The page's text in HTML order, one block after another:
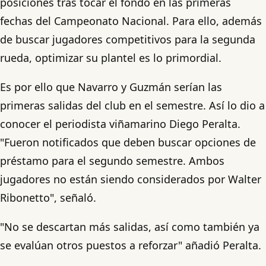
fechas del Campeonato Nacional. Para ello, además
de buscar jugadores competitivos para la segunda
rueda, optimizar su plantel es lo primordial.
Es por ello que Navarro y Guzmán serían las
primeras salidas del club en el semestre. Así lo dio a
conocer el periodista viñamarino Diego Peralta.
"Fueron notificados que deben buscar opciones de
préstamo para el segundo semestre. Ambos
jugadores no están siendo considerados por Walter
Ribonetto", señaló.
"No se descartan más salidas, así como también ya
se evalúan otros puestos a reforzar" añadió Peralta.